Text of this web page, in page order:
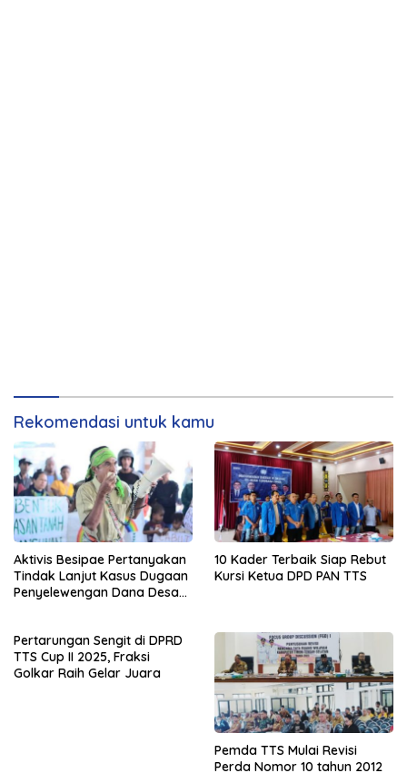
Rekomendasi untuk kamu
Aktivis Besipae Pertanyakan
Tindak Lanjut Kasus Dugaan
Penyelewengan Dana Desa
10 Kader Terbaik Siap Rebut
Kursi Ketua DPD PAN TTS
Pertarungan Sengit di DPRD
TTS Cup II 2025, Fraksi
Golkar Raih Gelar Juara
Pemda TTS Mulai Revisi
Perda Nomor 10 tahun 2012